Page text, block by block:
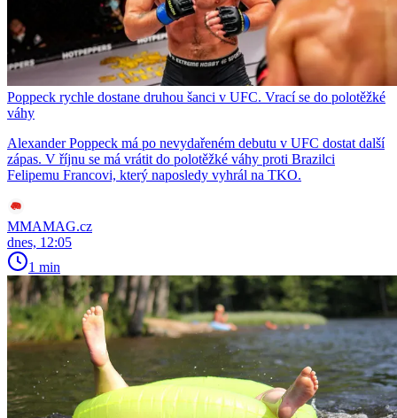
Poppeck rychle dostane druhou šanci v UFC. Vrací se do polotěžké
váhy
Alexander Poppeck má po nevydařeném debutu v UFC dostat další
zápas. V říjnu se má vrátit do polotěžké váhy proti Brazilci
Felipemu Francovi, který naposledy vyhrál na TKO.
MMAMAG.cz
dnes, 12:05
1 min